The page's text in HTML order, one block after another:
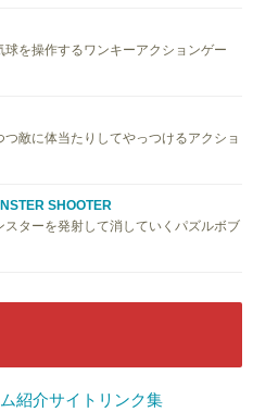
を操作するワンキーアクションゲー
敵に体当たりしてやっつけるアクショ
SHOOTER
スターを発射して消していくパズルボブ
紹介サイトリンク集